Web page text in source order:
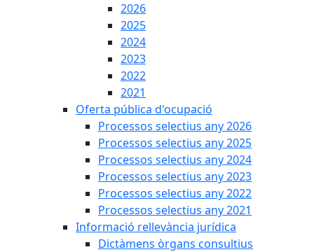
2026
2025
2024
2023
2022
2021
Oferta pública d'ocupació
Processos selectius any 2026
Processos selectius any 2025
Processos selectius any 2024
Processos selectius any 2023
Processos selectius any 2022
Processos selectius any 2021
Informació rellevància jurídica
Dictàmens òrgans consultius